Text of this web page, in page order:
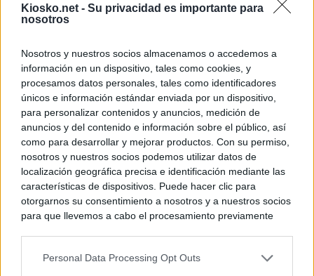
Kiosko.net - Su privacidad es importante para
nosotros
Nosotros y nuestros socios almacenamos o accedemos a
información en un dispositivo, tales como cookies, y
procesamos datos personales, tales como identificadores
únicos e información estándar enviada por un dispositivo,
para personalizar contenidos y anuncios, medición de
anuncios y del contenido e información sobre el público, así
como para desarrollar y mejorar productos. Con su permiso,
nosotros y nuestros socios podemos utilizar datos de
localización geográfica precisa e identificación mediante las
características de dispositivos. Puede hacer clic para
otorgarnos su consentimiento a nosotros y a nuestros socios
para que llevemos a cabo el procesamiento previamente
negar su consentimiento. Tenga en cuenta que algún
Personal Data Processing Opt Outs